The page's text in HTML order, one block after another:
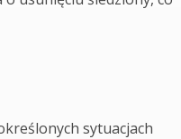
sytuacjach